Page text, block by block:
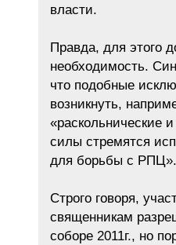
власти.
Правда, для этого
необходимость.
что подобные
возникнуть,
«раскольнические
силы стремятся
для борьбы с РПЦ».
Строго говоря,
священникам
соборе 2011г., но